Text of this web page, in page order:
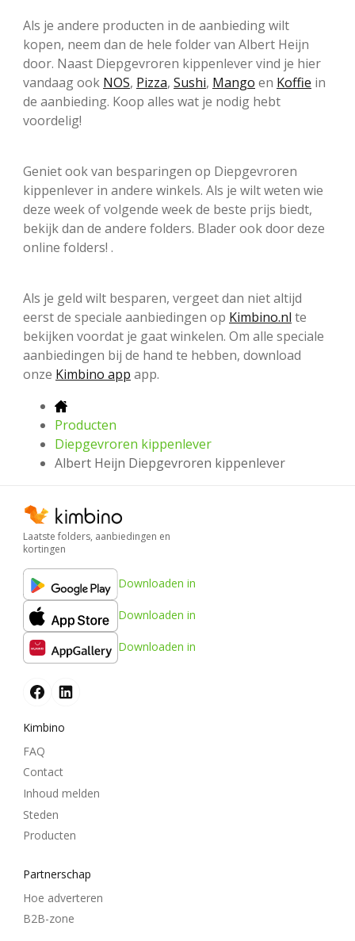
Als je andere producten in de aanbieding wilt
kopen, neem dan de hele folder van Albert Heijn
door. Naast Diepgevroren kippenlever vind je hier
vandaag ook NOS, Pizza, Sushi, Mango en Koffie in
de aanbieding. Koop alles wat je nodig hebt
voordelig!
Geniet ook van besparingen op Diepgevroren
kippenlever in andere winkels. Als je wilt weten wie
deze week of volgende week de beste prijs biedt,
bekijk dan de andere folders. Blader ook door deze
online folders! .
Als je geld wilt besparen, vergeet dan niet altijd
eerst de speciale aanbiedingen op Kimbino.nl te
bekijken voordat je gaat winkelen. Om alle speciale
aanbiedingen bij de hand te hebben, download
onze Kimbino app app.
Producten
Diepgevroren kippenlever
Albert Heijn Diepgevroren kippenlever
Laatste folders, aanbiedingen en
kortingen
Downloaden in
Downloaden in
Downloaden in
Kimbino
FAQ
Contact
Inhoud melden
Steden
Producten
Partnerschap
Hoe adverteren
B2B-zone